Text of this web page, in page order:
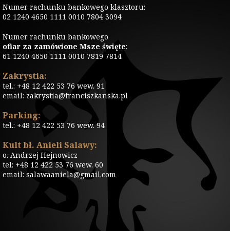
Numer rachunku bankowego klasztoru:
02 1240 4650 1111 0010 7804 3094
Numer rachunku bankowego
ofiar za zamówione Msze święte:
61 1240 4650 1111 0010 7819 7814
Zakrystia:
tel.: +48 12 422 53 76 wew. 91
email: zakrystia@franciszkanska.pl
Parking:
tel.: +48 12 422 53 76 wew. 94
Kult bł. Anieli Salawy:
o. Andrzej Hejnowicz
tel: +48 12 422 53 76 wew. 60
email: salawaaniela@gmail.com